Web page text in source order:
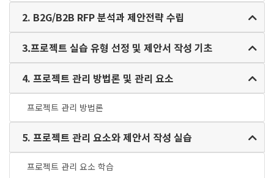
2. B2G/B2B RFP 분석과 제안전략 수립
3.프로젝트 실습 유형 선정 및 제안서 작성 기초
4. 프로젝트 관리 방법론 및 관리 요소
프로젝트 관리 방법론
5. 프로젝트 관리 요소와 제안서 작성 실습
프로젝트 관리 요소 학습